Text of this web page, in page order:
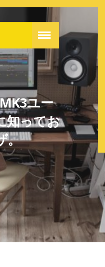
ユー
知ってお
。